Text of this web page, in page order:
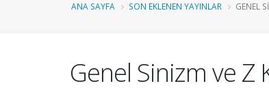
ANA SAYFA SON EKLENEN YAYINLAR GENEL
Genel Sinizm ve Z